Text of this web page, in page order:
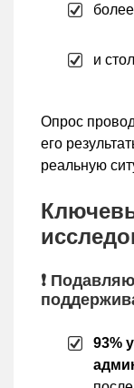
более
и
Опрос
его
реальную
❗
93%